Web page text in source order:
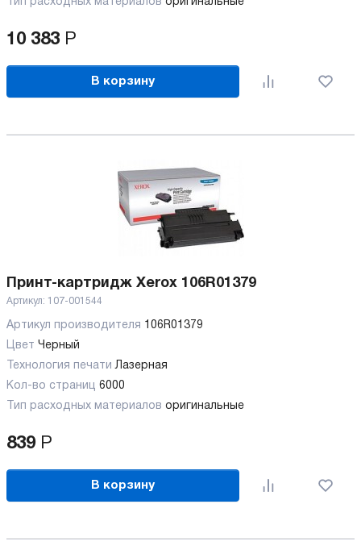
Тип расходных материалов оригинальные
10 383 Р
В корзину
Принт-картридж Xerox 106R01379
Артикул: 107-001544
Артикул производителя
106R01379
Цвет Черный
Технология печатиЛазерная
Кол-во страниц 6000
Тип расходных материалов оригинальные
839 Р
В корзину